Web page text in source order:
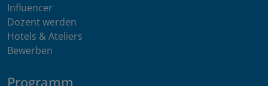
Influencer
Dozent werden
Hotels & Ateliers
Bewerben
Programm